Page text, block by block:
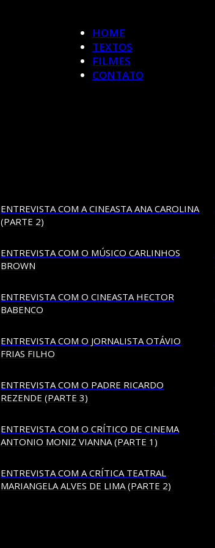
HOME
TEXTOS
FILMES
CONTATO
ENTREVISTA COM A CINEASTA ANA CAROLINA
(PARTE 2)
ENTREVISTA COM O MÚSICO CARLINHOS
BROWN
ENTREVISTA COM O CINEASTA HECTOR
BABENCO
ENTREVISTA COM O JORNALISTA OTÁVIO
FRIAS FILHO
ENTREVISTA COM O PADRE RICARDO
REZENDE (PARTE 3)
ENTREVISTA COM O CRÍTICO DE CINEMA
ANTONIO MONIZ VIANNA (PARTE 1)
ENTREVISTA COM A CRÍTICA TEATRAL
MARIANGELA ALVES DE LIMA (PARTE 2)